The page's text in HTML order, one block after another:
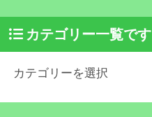
カテゴリー一覧です